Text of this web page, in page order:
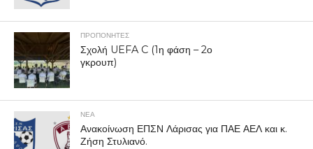
ΠΡΟΠΟΝΗΤΈΣ
Σχολή UEFA C (1η φάση – 2ο
γκρουπ)
ΝΕΑ
Ανακοίνωση ΕΠΣΝ Λάρισας για ΠΑΕ ΑΕΛ και κ.
Ζήση Στυλιανό.